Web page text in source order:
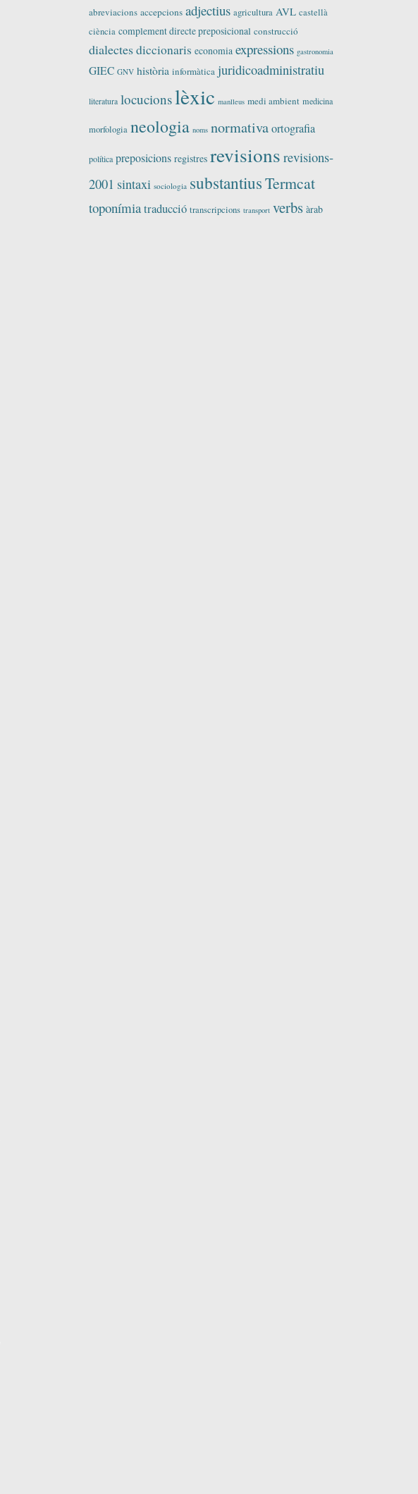
abreviacions accepcions adjectius agricultura AVL castellà
ciència complement directe preposicional construcció
dialectesdiccionaris economia expressions gastronomia
GIEC GNV història informàtica juridicoadministratiu
literatura locucionslèxic manlleus medi ambient medicina
morfologia neologia noms normativaortografia
política preposicions registres revisions revisions-
2001 sintaxi sociologia substantiusTermcat
toponímiatraducció transcripcions transport verbs àrab